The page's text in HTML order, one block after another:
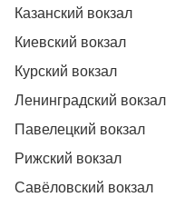
Казанский вокзал
Киевский вокзал
Курский вокзал
Ленинградский вокзал
Павелецкий вокзал
Рижский вокзал
Савёловский вокзал